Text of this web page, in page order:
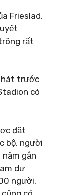
Frieslad,
rất
hát trước
có
đặt
bộ, người
năm gắn
dự
người,